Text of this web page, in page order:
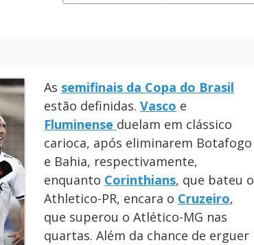
As semifinais da Copa do Brasil
estão definidas. Vasco e
Fluminense duelam em clássico
carioca, após eliminarem Botafogo
e Bahia, respectivamente,
enquanto Corinthians, que bateu o
Athletico-PR, encara o Cruzeiro,
que superou o Atlético-MG nas
quartas. Além da chance de erguer